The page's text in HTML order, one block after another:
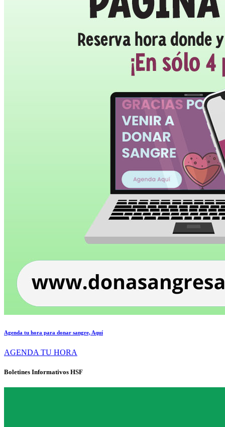
Agenda tu hora para donar sangre, Aquí
AGENDA TU HORA
Boletines Informativos HSF